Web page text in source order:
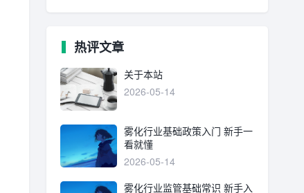
热评文章
关于本站
2026-05-14
雾化行业基础政策入门 新手一
看就懂
2026-05-14
雾化行业监管基础常识 新手入